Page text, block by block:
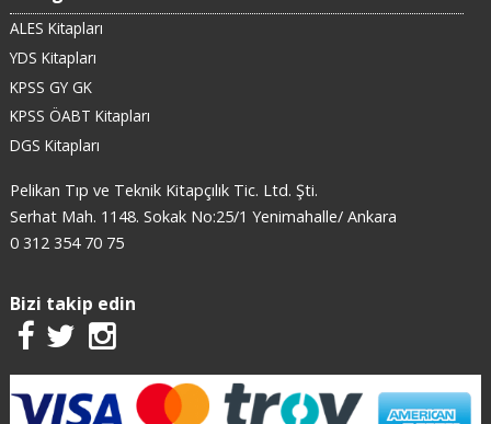
ALES Kitapları
YDS Kitapları
KPSS GY GK
KPSS ÖABT Kitapları
DGS Kitapları
Pelikan Tıp ve Teknik Kitapçılık Tic. Ltd. Şti.
Serhat Mah. 1148. Sokak No:25/1 Yenimahalle/ Ankara
0 312 354 70 75
Bizi takip edin